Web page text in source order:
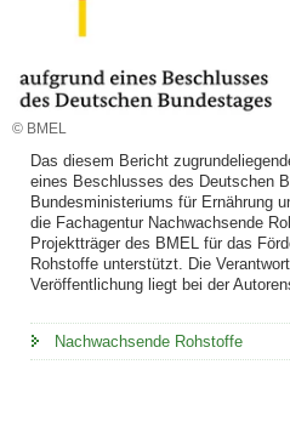
© BMEL
Das diesem Bericht
eines Beschlusses des Deutschen
Bundesministeriums für Ernährung
die Fachagentur Nachwachsende
Projektträger des BMEL für das
Rohstoffe unterstützt. Die
Veröffentlichung liegt bei der
Nachwachsende Rohstoffe